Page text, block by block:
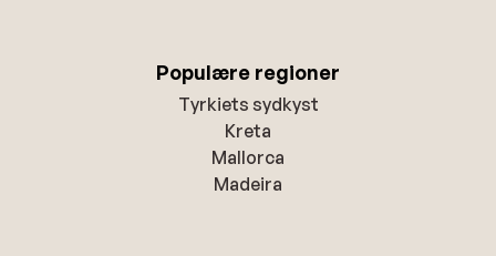
Populære regioner
Tyrkiets sydkyst
Kreta
Mallorca
Madeira